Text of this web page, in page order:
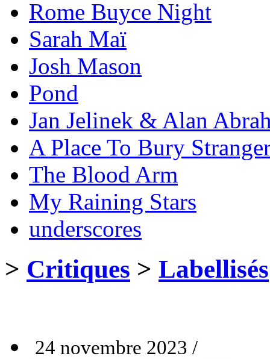
Rome Buyce Night
Sarah Maï
Josh Mason
Pond
Jan Jelinek & Alan
A Place To Bury
The Blood Arm
My Raining Stars
underscores
> Critiques > Labellisés
24 novembre 2023 /